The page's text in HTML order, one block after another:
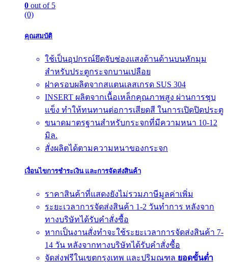
0 out of 5
(0)
คุณสมบัติ
ใช้เป็นอุปกรณ์ยึดจับช่องแสงด้านด้านบนหักมุม
สำหรับประตูกระจกบานเปลือย
ฝาครอบผลิตจากสแตนเลสเกรด SUS 304
INSERT ผลิตจากเนื้อเหล็กคุณภาพสูง ผ่านการชุบ
แข็ง ทำให้ทนทานต่อการเสียดสี ในการเปิดปิดประตู
ขนาดมาตรฐานสำหรับกระจกที่มีความหนา 10-12
มิล.
สั่งผลิตได้ตามความหนาของกระจก
เงื่อนไขการชำระเงิน และการจัดส่งสินค้า
ราคาสินค้าที่แสดงยังไม่รวมภาษีมูลค่าเพิ่ม
ระยะเวลาการจัดส่งสินค้า 1-2 วันทำการ หลังจาก
ทางบริษัทได้รับคำสั่งซื้อ
หากเป็นงานสั่งทำจะใช้ระยะเวลาการจัดส่งสินค้า 7-
14 วัน หลังจากทางบริษัทได้รับคำสั่งซื้อ
จัดส่งฟรีในเขตกรุงเทพ และปริมณฑล ยอดขั้นต่ำ